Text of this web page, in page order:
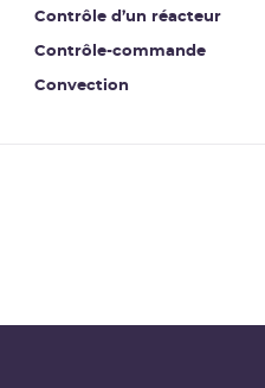
Contrôle d’un réacteur
Contrôle-commande
Convection